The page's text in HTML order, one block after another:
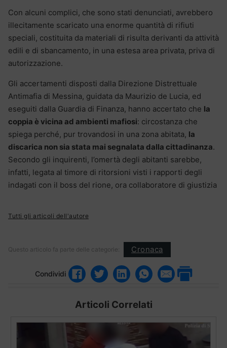
Con alcuni complici, che sono stati denunciati, avrebbero
illecitamente scaricato una enorme quantità di rifiuti
speciali, costituita da materiali di risulta derivanti da attività
edili e di sbancamento, in una estesa area privata, priva di
autorizzazione.
Gli accertamenti disposti dalla Direzione Distrettuale
Antimafia di Messina, guidata da Maurizio de Lucia, ed
eseguiti dalla Guardia di Finanza, hanno accertato che la
coppia è vicina ad ambienti mafiosi: circostanza che
spiega perché, pur trovandosi in una zona abitata, la
discarica non sia stata mai segnalata dalla cittadinanza.
Secondo gli inquirenti, l’omertà degli abitanti sarebbe,
infatti, legata al timore di ritorsioni visti i rapporti degli
indagati con il boss del rione, ora collaboratore di giustizia
Tutti gli articoli dell'autore
Questo articolo fa parte delle categorie: Cronaca
Condividi
Articoli Correlati